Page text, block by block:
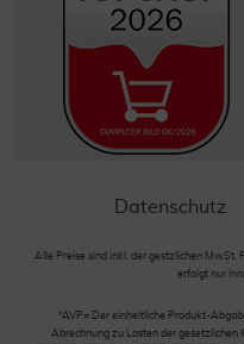
Datenschutz
Alle Preise sind inkl. der gestzlichen MwSt.
erfolgt nur
*AVP= Der einheitliche Produkt-
Abrechnung zu Lasten der gesetzlichen